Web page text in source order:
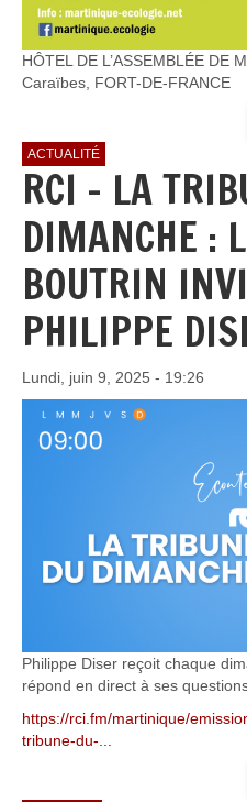
HÔTEL DE L’ASSEMBLÉE DE
Caraïbes, FORT-DE-FRANCE
ACTUALITÉ
RCI - LA
DIMANCHE :
BOUTRIN
PHILIPPE
Lundi, juin 9, 2025 - 19:26
Philippe Diser reçoit chaque
répond en direct à ses
https://rci.fm/martinique/
tribune-du-...